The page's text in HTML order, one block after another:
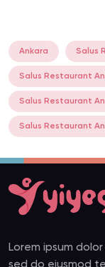
Ankara Salus
Salus Restaurant
Salus Restaurant
Salus Restaurant
Lorem ipsum
sed do eiusmod